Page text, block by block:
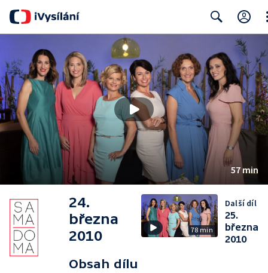
57 min
24.
března
2010
Obsah dílu
78 min
Další díl
25.
března
2010